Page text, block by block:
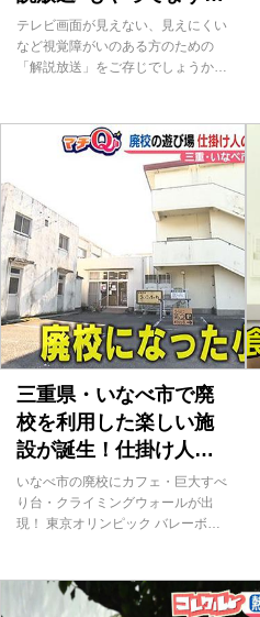
／コラム「教えて！ウ
ルフィ」
テレビ画面が見えない、見えにくい
など視覚障がいのある方のための
「解説放送」をご存じでしょうか？
で、リモコンの音声切り替えボタン
を「副音声」にすると聞くことがで
きます。「ウドちゃんの旅してゴメ
ン」（旅ゴメ、毎週日曜午後４時５
５分）では、聴覚障がいの方などの
ための「字幕放送」のほか、解説放
送も制作。より多くの方々に番組を
楽しんでいただけるよう、放送のバ
リアフリー化に努めています。 主
音声の隙間に入れるのが原則で、何
を優先に説明するかは毎回皆で頭を
悩ませています。特に多く触れるよ
う意識しているのが「色」なんで
す。ウドちゃんが訪れ...
三重県・いなべ市で廃
校を利用した楽しい施
設が誕生！仕掛け人の
職業とは？
いなべ市の廃校にカフェ・巨大すべ
り台・クライミングウォールが出
現！ 東京オリンピック バレーボー
あるcafé「ういこっちゃね」にマチ
Ｑがやってきました！ 「ういこっち